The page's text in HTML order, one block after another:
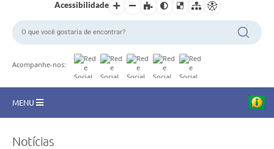
Acessibilidade
Acompanhe-nos:
MENU
CIDADE
Notícias